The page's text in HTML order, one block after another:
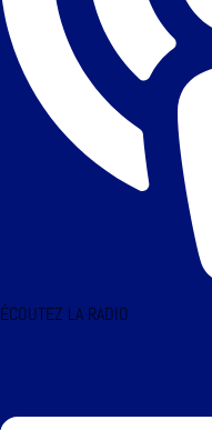
ÉCOUTEZ LA RADIO